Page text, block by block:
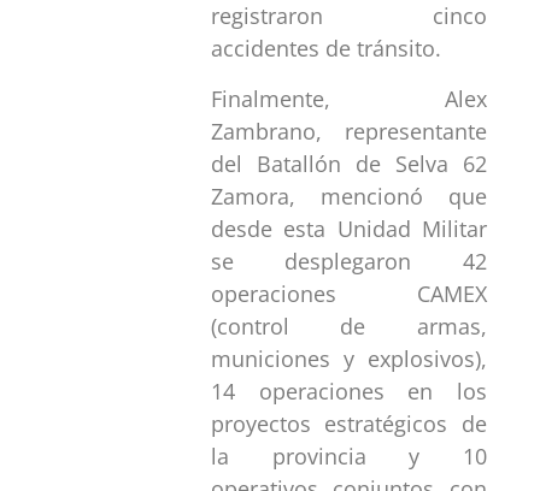
registraron cinco
accidentes de tránsito.
Finalmente, Alex
Zambrano, representante
del Batallón de Selva 62
Zamora, mencionó que
desde esta Unidad Militar
se desplegaron 42
operaciones CAMEX
(control de armas,
municiones y explosivos),
14 operaciones en los
proyectos estratégicos de
la provincia y 10